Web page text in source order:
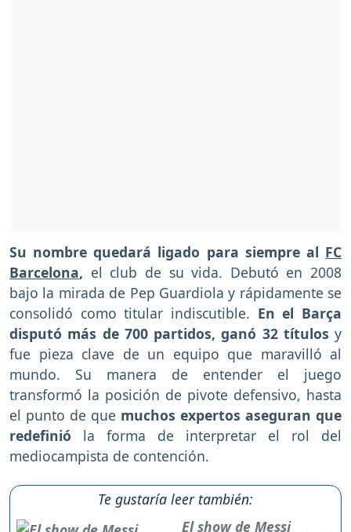
Su nombre quedará ligado para siempre al FC
Barcelona, el club de su vida. Debutó en 2008
bajo la mirada de Pep Guardiola y rápidamente se
consolidó como titular indiscutible. En el Barça
disputó más de 700 partidos, ganó 32 títulos y
fue pieza clave de un equipo que maravilló al
mundo. Su manera de entender el juego
transformó la posición de pivote defensivo, hasta
el punto de que muchos expertos aseguran que
redefinió la forma de interpretar el rol del
mediocampista de contención.
Te gustaría leer también:
El show de Messi